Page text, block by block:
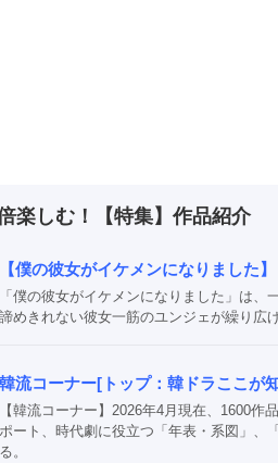
楽しむ！【特集】作品紹介
【僕の彼女がイケメンになりました】
「僕の彼女がイケメンになりました」は
諦めきれない彼女一筋のユンジェが繰り広
韓流コーナー[トップ：韓ドラここが
【韓流コーナー】2026年4月現在、1600
ポート、時代劇に役立つ「年表・系図」、
る。